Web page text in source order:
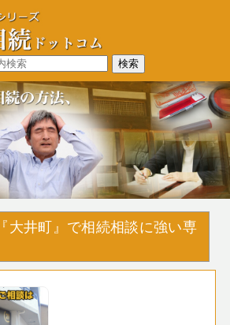
大井町』で相続相談に強い専